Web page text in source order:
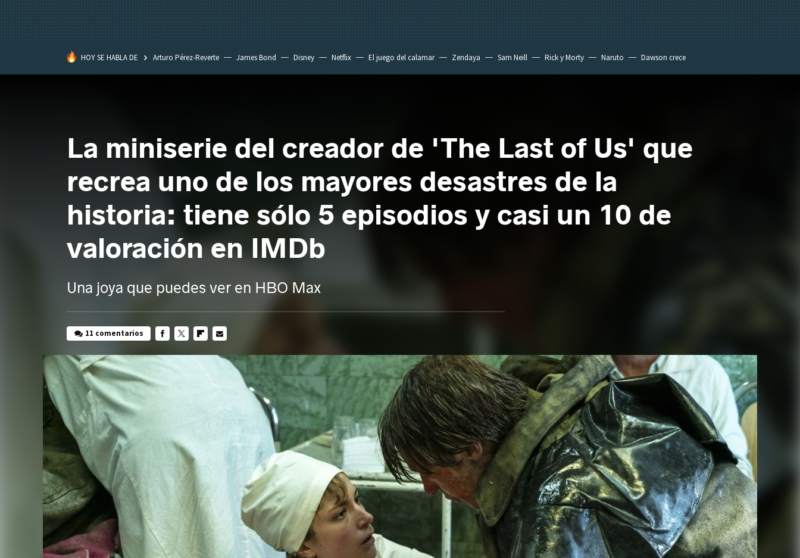
HOY SE HABLA DE Arturo Pérez-Reverte James Bond Disney Netflix El juego del calamar Zendaya Sam Neill Rick y Morty Naruto Dawson crece
La miniserie del creador de 'The Last of Us' que
recrea uno de los mayores desastres de la
historia: tiene sólo 5 episodios y casi un 10 de
valoración en IMDb
Una joya que puedes ver en HBO Max
11 comentarios
MAIL